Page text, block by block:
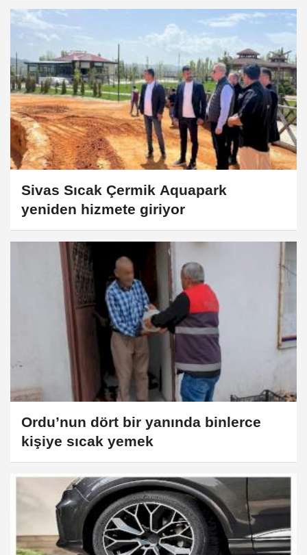
Sivas Sıcak Çermik Aquapark
yeniden hizmete giriyor
Ordu’nun dört bir yanında binlerce
kişiye sıcak yemek